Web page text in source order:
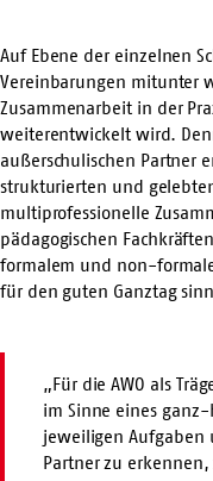
Auf Ebene der einzelnen
Vereinbarungen mitunter
Zusammenarbeit in der
weiterentwickelt wird.
außerschulischen Partner
strukturierten und
multiprofessionelle
pädagogischen
formalem und non-
für den guten Ganztag
„Für die AWO als
im Sinne eines
jeweiligen Aufgaben
Partner zu